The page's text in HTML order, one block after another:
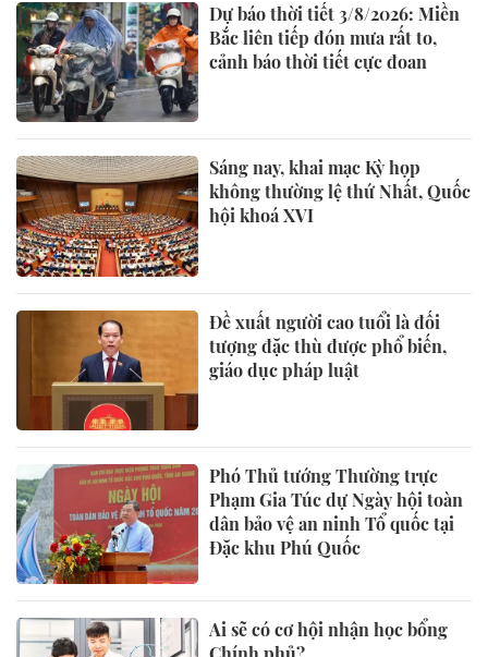
Dự báo thời tiết 3/8/2026: Miền
Bắc liên tiếp đón mưa rất to,
cảnh báo thời tiết cực đoan
Sáng nay, khai mạc Kỳ họp
không thường lệ thứ Nhất, Quốc
hội khoá XVI
Đề xuất người cao tuổi là đối
tượng đặc thù được phổ biến,
giáo dục pháp luật
Phó Thủ tướng Thường trực
Phạm Gia Túc dự Ngày hội toàn
dân bảo vệ an ninh Tổ quốc tại
Đặc khu Phú Quốc
Ai sẽ có cơ hội nhận học bổng